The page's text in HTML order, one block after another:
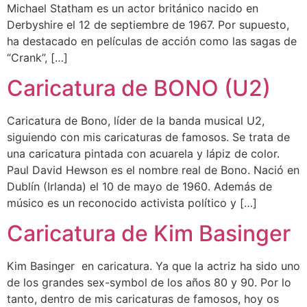
Michael Statham es un actor británico nacido en
Derbyshire el 12 de septiembre de 1967. Por supuesto,
ha destacado en películas de acción como las sagas de
“Crank”, […]
Caricatura de BONO (U2)
Caricatura de Bono, líder de la banda musical U2,
siguiendo con mis caricaturas de famosos. Se trata de
una caricatura pintada con acuarela y lápiz de color.
Paul David Hewson es el nombre real de Bono. Nació en
Dublín (Irlanda) el 10 de mayo de 1960. Además de
músico es un reconocido activista político y […]
Caricatura de Kim Basinger
Kim Basinger en caricatura. Ya que la actriz ha sido uno
de los grandes sex-symbol de los años 80 y 90. Por lo
tanto, dentro de mis caricaturas de famosos, hoy os